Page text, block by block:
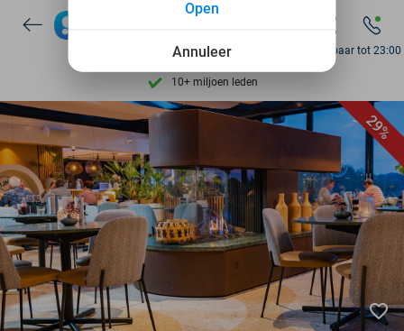
7 dagen per week beschikbaar
10+ miljoen leden
9,4 op basis van
Ontdek 15.000+ deals
10+ miljoen leden
Bereikbaar tot 23:00
29%
favorite_border
Annuleer
Open